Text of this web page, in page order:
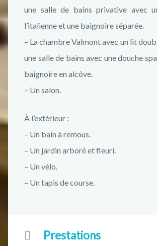
une salle de bains privative avec
l’italienne et une baignoire séparée.
– La chambre Valmont avec un lit
une salle de bains avec une douche
baignoire en alcôve.
– Un salon.
À l’extérieur :
– Un bain à remous.
– Un jardin arboré et fleuri.
– Un vélo.
– Un tapis de course.
Prestations